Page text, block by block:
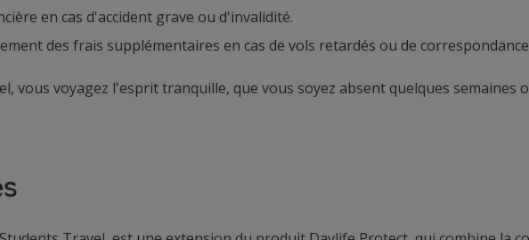
en cas d'accident grave ou d'invalidité.
des frais supplémentaires en cas de vols retardés ou de
vous voyagez l'esprit tranquille, que vous soyez absent quelques semaines